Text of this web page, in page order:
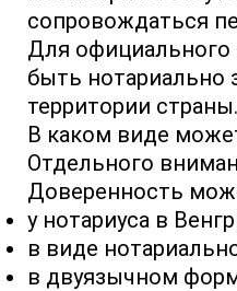
сопровождаться
Для официального
быть нотариально
территории страны.
В каком виде
Отдельного
Доверенность
у нотариуса в
в виде
в двуязычном